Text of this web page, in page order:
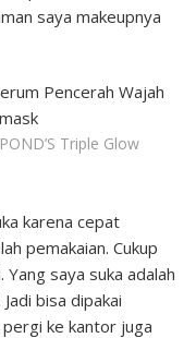
saya makeupnya
Triple Glow
karena cepat
pemakaian. Cukup
saya suka adalah
bisa dipakai
ke kantor juga